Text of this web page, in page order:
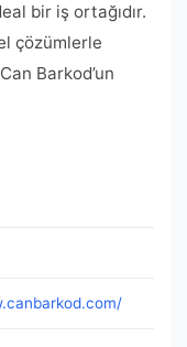
bir iş ortağıdır.
çözümlerle
Barkod’un